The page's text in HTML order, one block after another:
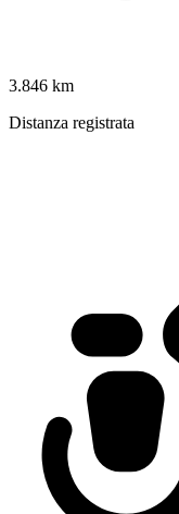
3.846 km
Distanza registrata